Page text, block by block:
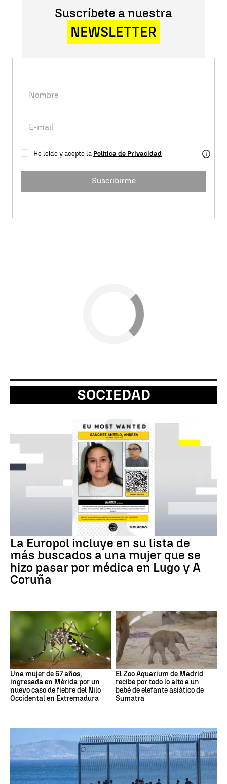
Suscríbete a nuestra
NEWSLETTER
He leído y acepto la Política de Privacidad
Suscribirme
SOCIEDAD
La Europol incluye en su lista de
más buscados a una mujer que se
hizo pasar por médica en Lugo y A
Coruña
Una mujer de 67 años,
ingresada en Mérida por un
nuevo caso de fiebre del Nilo
Occidental en Extremadura
El Zoo Aquarium de Madrid
recibe por todo lo alto a un
bebé de elefante asiático de
Sumatra